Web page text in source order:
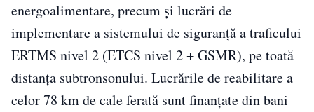
energoalimentare, precum și lucrări de
implementare a sistemului de siguranță a traficului
ERTMS nivel 2 (ETCS nivel 2 + GSMR), pe toată
distanța subtronsonului. Lucrările de reabilitare a
celor 78 km de cale ferată sunt finanţate din bani